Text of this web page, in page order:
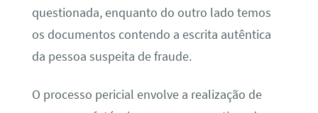
questionada, enquanto do outro lado temos
os documentos contendo a escrita autêntica
da pessoa suspeita de fraude.
O processo pericial envolve a realização de